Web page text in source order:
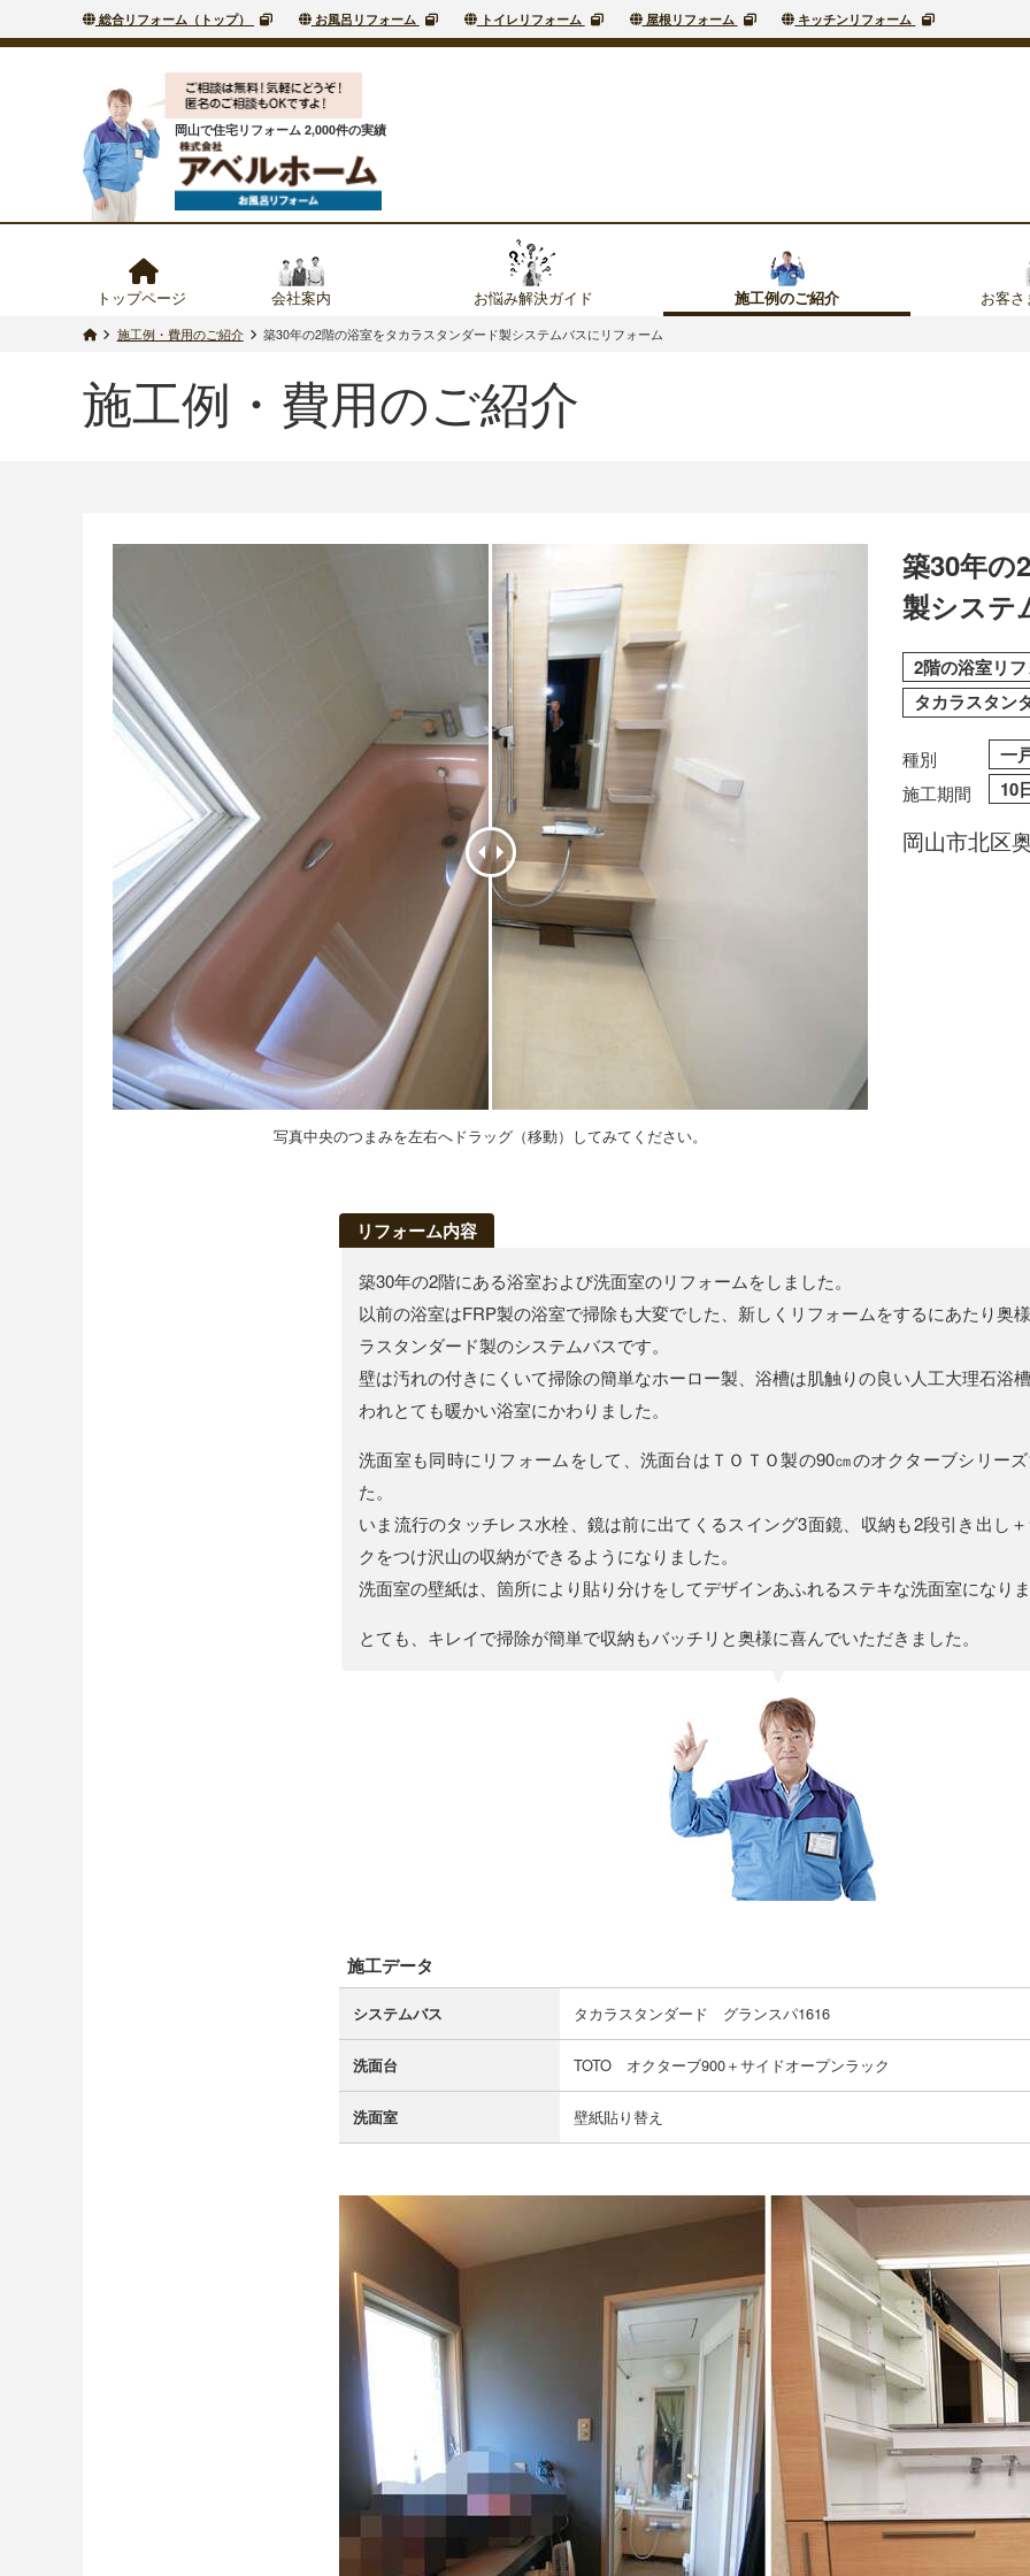
総合リフォーム（トップ） お風呂リフォーム トイレリフォーム 屋根リフォーム キッチンリフォーム
岡山で住宅リフォーム 2,000件の実績
トップページ 会社案内 お悩み解決ガイド 施工例のご紹介 お客
施工例・費用のご紹介 築30年の2階の浴室をタカラスタンダード製システムバスにリフォーム
施工例・費用のご紹介
写真中央のつまみを左右へドラッグ（移動）してみてください。
築30年の
製システ
2階の浴室リ
タカラスタン
種別 一
施工期間 10
岡山市北区
リフォーム内容
築30年の2階にある浴室および洗面室のリフォームをしました。
以前の浴室はFRP製の浴室で掃除も大変でした、新しくリフォームをするにあたり奥
ラスタンダード製のシステムバスです。
壁は汚れの付きにくいて掃除の簡単なホーロー製、浴槽は肌触りの良い人工大理石浴
われとても暖かい浴室にかわりました。
洗面室も同時にリフォームをして、洗面台はＴＯＴＯ製の90㎝のオクターブシリー
た。
いま流行のタッチレス水栓、鏡は前に出てくるスイング3面鏡、収納も2段引き出し
クをつけ沢山の収納ができるようになりました。
洗面室の壁紙は、箇所により貼り分けをしてデザインあふれるステキな洗面室になり
とても、キレイで掃除が簡単で収納もバッチリと奥様に喜んでいただきました。
施工データ
システムバス タカラスタンダード グランスパ1616
洗面台 TOTO オクターブ900＋サイドオープンラック
洗面室 壁紙貼り替え